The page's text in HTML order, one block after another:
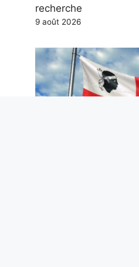
recherche
9 août 2026